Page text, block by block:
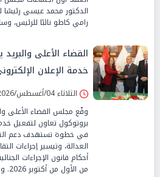
الدكتور محمد عيسى رئيسًا
رامي كاطو نائبًا للرئيس،
القضاء الأعلى
خدمة الإعلان
الثلاثاء 04/أغسطس/2026 - 09:09 م
وقّع مجلس القضاء الأعلى
بروتوكول تعاون لتفعيل
في خطوة تستهدف دعم
العدالة، وتيسير إجراءات
أحكام قانون الإجراءات
من الأول من أكتوبر 2026. وجرى توقيع البروتوكول